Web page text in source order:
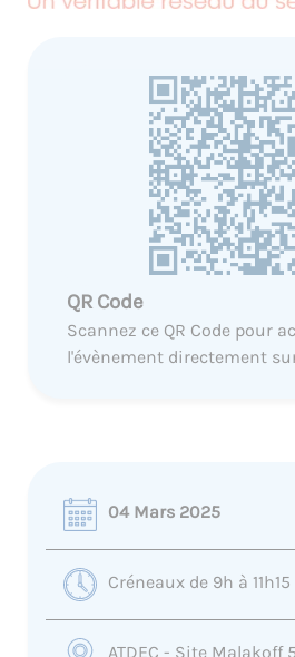
QR Code
Scannez ce QR Code pour
l'évènement directement
04 Mars 2025
Créneaux de 9h à 11h15
ATDEC - Site Malakoff